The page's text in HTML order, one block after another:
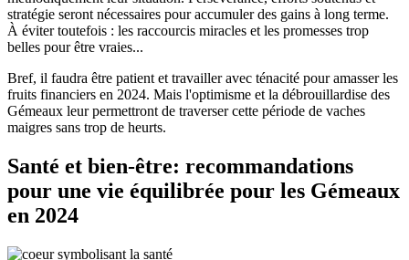
stratégie seront nécessaires pour accumuler des gains à long terme.
À éviter toutefois : les raccourcis miracles et les promesses trop
belles pour être vraies...
Bref, il faudra être patient et travailler avec ténacité pour amasser les
fruits financiers en 2024. Mais l'optimisme et la débrouillardise des
Gémeaux leur permettront de traverser cette période de vaches
maigres sans trop de heurts.
Santé et bien-être: recommandations
pour une vie équilibrée pour les Gémeaux
en 2024